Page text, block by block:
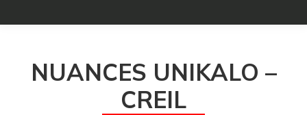
NUANCES UNIKALO –
CREIL